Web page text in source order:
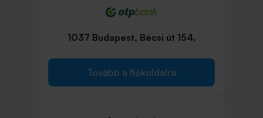
1037 Budapest, Bécsi út 154.
Tovább a fiókoldalra